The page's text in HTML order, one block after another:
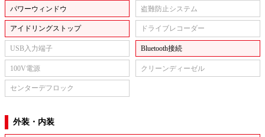
パワーウィンドウ 盗難防止システム
アイドリングストップ ドライブレコーダー
USB入力端子 Bluetooth接続
100V電源 クリーンディーゼル
センターデフロック
外装・内装